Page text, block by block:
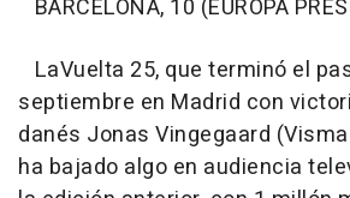
BARCELONA, 10 (EUROPA
LaVuelta 25, que terminó el
septiembre en Madrid con
danés Jonas Vingegaard
ha bajado algo en audiencia